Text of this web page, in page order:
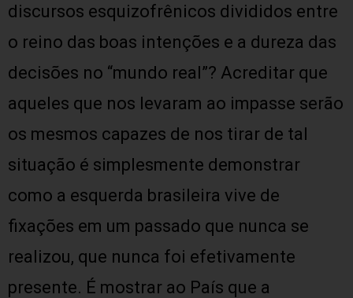
discursos esquizofrênicos divididos entre
o reino das boas intenções e a dureza das
decisões no “mundo real”? Acreditar que
aqueles que nos levaram ao impasse serão
os mesmos capazes de nos tirar de tal
situação é simplesmente demonstrar
como a esquerda brasileira vive de
fixações em um passado que nunca se
realizou, que nunca foi efetivamente
presente. É mostrar ao País que a